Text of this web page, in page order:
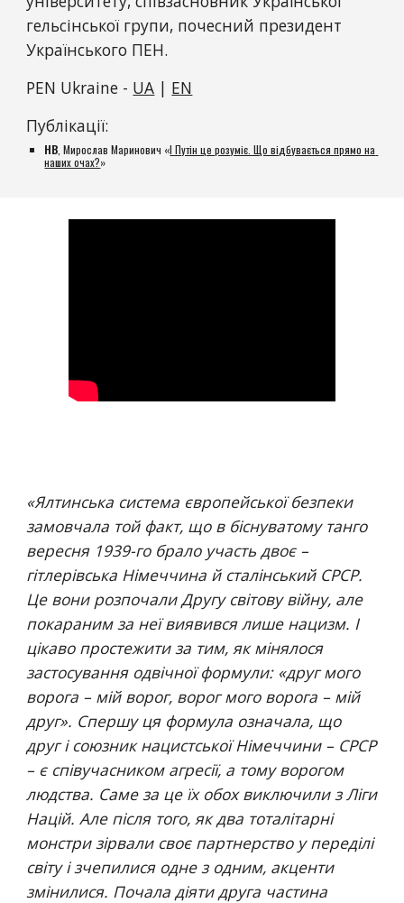
гельсінської групи, почесний президент
Українського ПЕН.
PEN Ukraine - UA | EN
Публікації:
НВ , Мирослав Маринович «І Путін це розуміє. Що відбувається прямо на
наших очах?»
«Ялтинська система європейської безпеки
замовчала той факт, що в біснуватому танго
вересня 1939-го брало участь двоє –
гітлерівська Німеччина й сталінський СРСР.
Це вони розпочали Другу світову війну, але
покараним за неї виявився лише нацизм. І
цікаво простежити за тим, як мінялося
застосування одвічної формули: «друг мого
ворога – мій ворог, ворог мого ворога – мій
друг». Спершу ця формула означала, що
друг і союзник нацистської Німеччини – СРСР
– є співучасником агресії, а тому ворогом
людства. Саме за це їх обох виключили з Ліги
Націй. Але після того, як два тоталітарні
монстри зірвали своє партнерство у переділі
світу і зчепилися одне з одним, акценти
змінилися. Почала діяти друга частина